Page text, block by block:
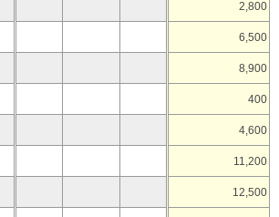
2,800
6,500
8,900
400
4,600
11,200
12,500